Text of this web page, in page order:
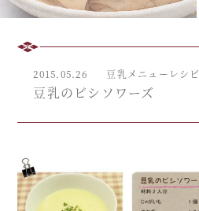
2015.05.26 豆乳メニュー レシピ
豆乳のビシソワーズ